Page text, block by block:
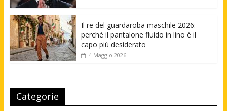
Il re del guardaroba maschile 2026:
perché il pantalone fluido in lino è il
capo più desiderato
4 Maggio 2026
Categorie